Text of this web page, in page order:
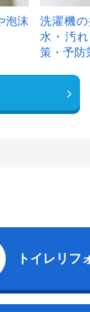
泡沫
洗濯機
水・汚
策・予防
トイレリフ